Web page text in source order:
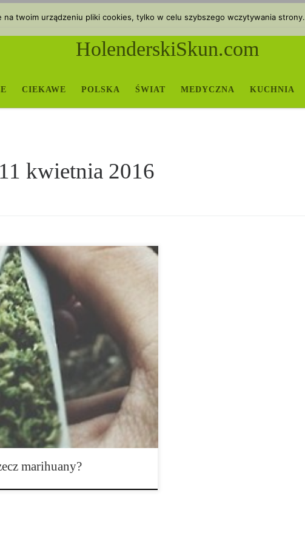
HolenderskiSkun.com
CIEKAWE POLSKA ŚWIAT MEDYCZNA KUCHNIA
11 kwietnia 2016
Michigan pokazują, że 53% wyborców
Jeśli planowany projekt przejdzie,
który mówi tak dla legalizacji
ścigania ludzi, którzy mają
Na koniec 2016 roku przewiduje
[…]
marihuany?
na twoim urządzeniu pliki cookies, tylko w celu szybszego wczytywania strony.